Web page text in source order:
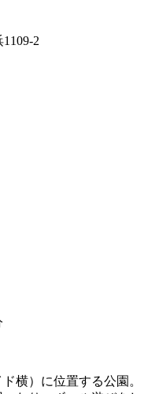
2
横）に位置する公園。